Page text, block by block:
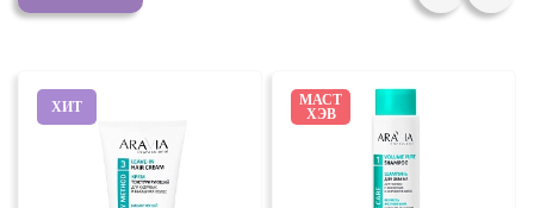
ХИТ
МАСТ
ХЭВ